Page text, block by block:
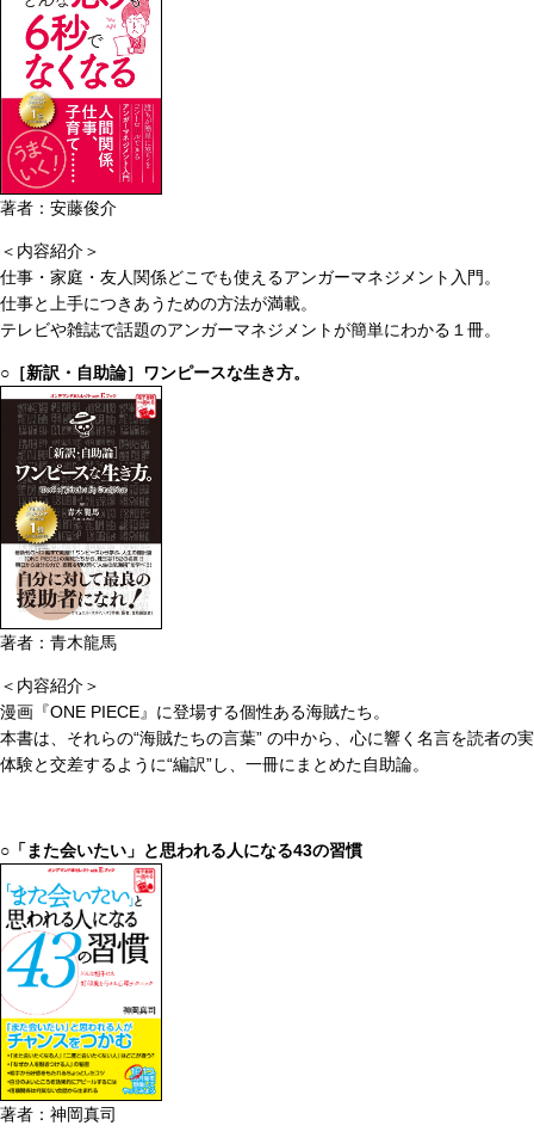
著者：安藤俊介
＜内容紹介＞
仕事・家庭・友人関係どこでも使えるアンガーマネジメント入門。
仕事と上手につきあうための方法が満載。
テレビや雑誌で話題のアンガーマネジメントが簡単にわかる１冊。
○［新訳・自助論］ワンピースな生き方。
著者：青木龍馬
＜内容紹介＞
漫画『ONE PIECE』に登場する個性ある海賊たち。
本書は、それらの“海賊たちの言葉” の中から、心に響く名言を読者の実
体験と交差するように“編訳”し、一冊にまとめた自助論。
○「また会いたい」と思われる人になる43の習慣
著者：神岡真司